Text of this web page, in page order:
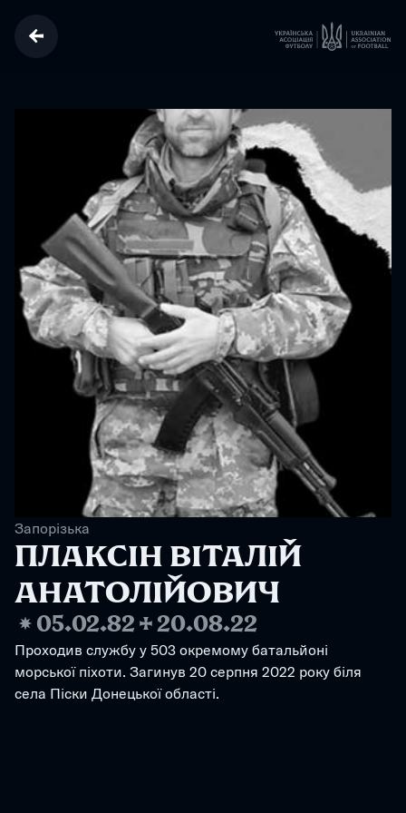
Запорізька
ПЛАКСІН ВІТАЛІЙ
АНАТОЛІЙОВИЧ
❋ 05.02.82 ✢20.08.22
Проходив службу у 503 окремому батальйоні
морської піхоти. Загинув 20 серпня 2022 року біля
села Піски Донецької області.